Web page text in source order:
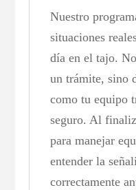
Nuestro
situaciones
día en el tajo.
un trámite, sino
como tu equipo
seguro. Al
para manejar
entender la
correctamente